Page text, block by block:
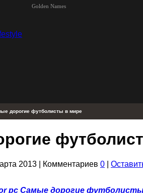
Golden Names
дорогие футболисты в мире
2013 | Комментариев 0